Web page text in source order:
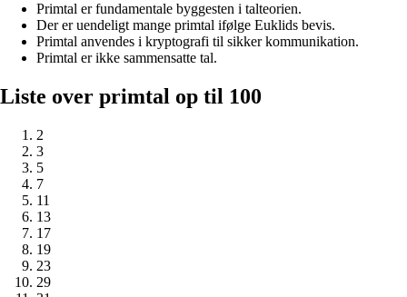
Primtal er fundamentale byggesten i talteorien.
Der er uendeligt mange primtal ifølge Euklids bevis.
Primtal anvendes i kryptografi til sikker kommunikation.
Primtal er ikke sammensatte tal.
Liste over primtal op til 100
2
3
5
7
11
13
17
19
23
29